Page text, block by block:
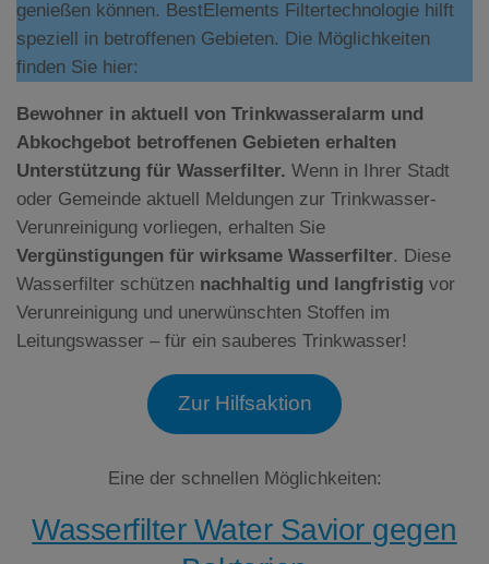
genießen können. BestElements Filtertechnologie hilft
speziell in betroffenen Gebieten. Die Möglichkeiten
finden Sie hier:
Bewohner in aktuell von Trinkwasseralarm und
Abkochgebot betroffenen Gebieten erhalten
Unterstützung für Wasserfilter. Wenn in Ihrer Stadt
oder Gemeinde aktuell Meldungen zur Trinkwasser-
Verunreinigung vorliegen, erhalten Sie
Vergünstigungen für wirksame Wasserfilter. Diese
Wasserfilter schützen nachhaltig und langfristig vor
Verunreinigung und unerwünschten Stoffen im
Leitungswasser – für ein sauberes Trinkwasser!
Zur Hilfsaktion
Eine der schnellen Möglichkeiten:
Wasserfilter Water Savior gegen